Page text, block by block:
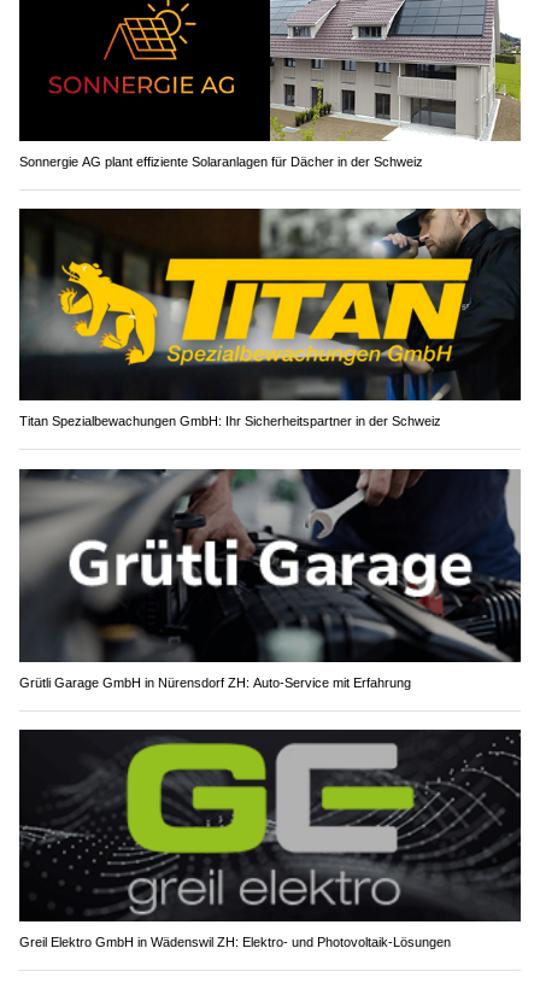
Sonnergie AG plant effiziente Solaranlagen für Dächer in der Schweiz
Titan Spezialbewachungen GmbH: Ihr Sicherheitspartner in der Schweiz
Grütli Garage GmbH in Nürensdorf ZH: Auto-Service mit Erfahrung
Greil Elektro GmbH in Wädenswil ZH: Elektro- und Photovoltaik-Lösungen